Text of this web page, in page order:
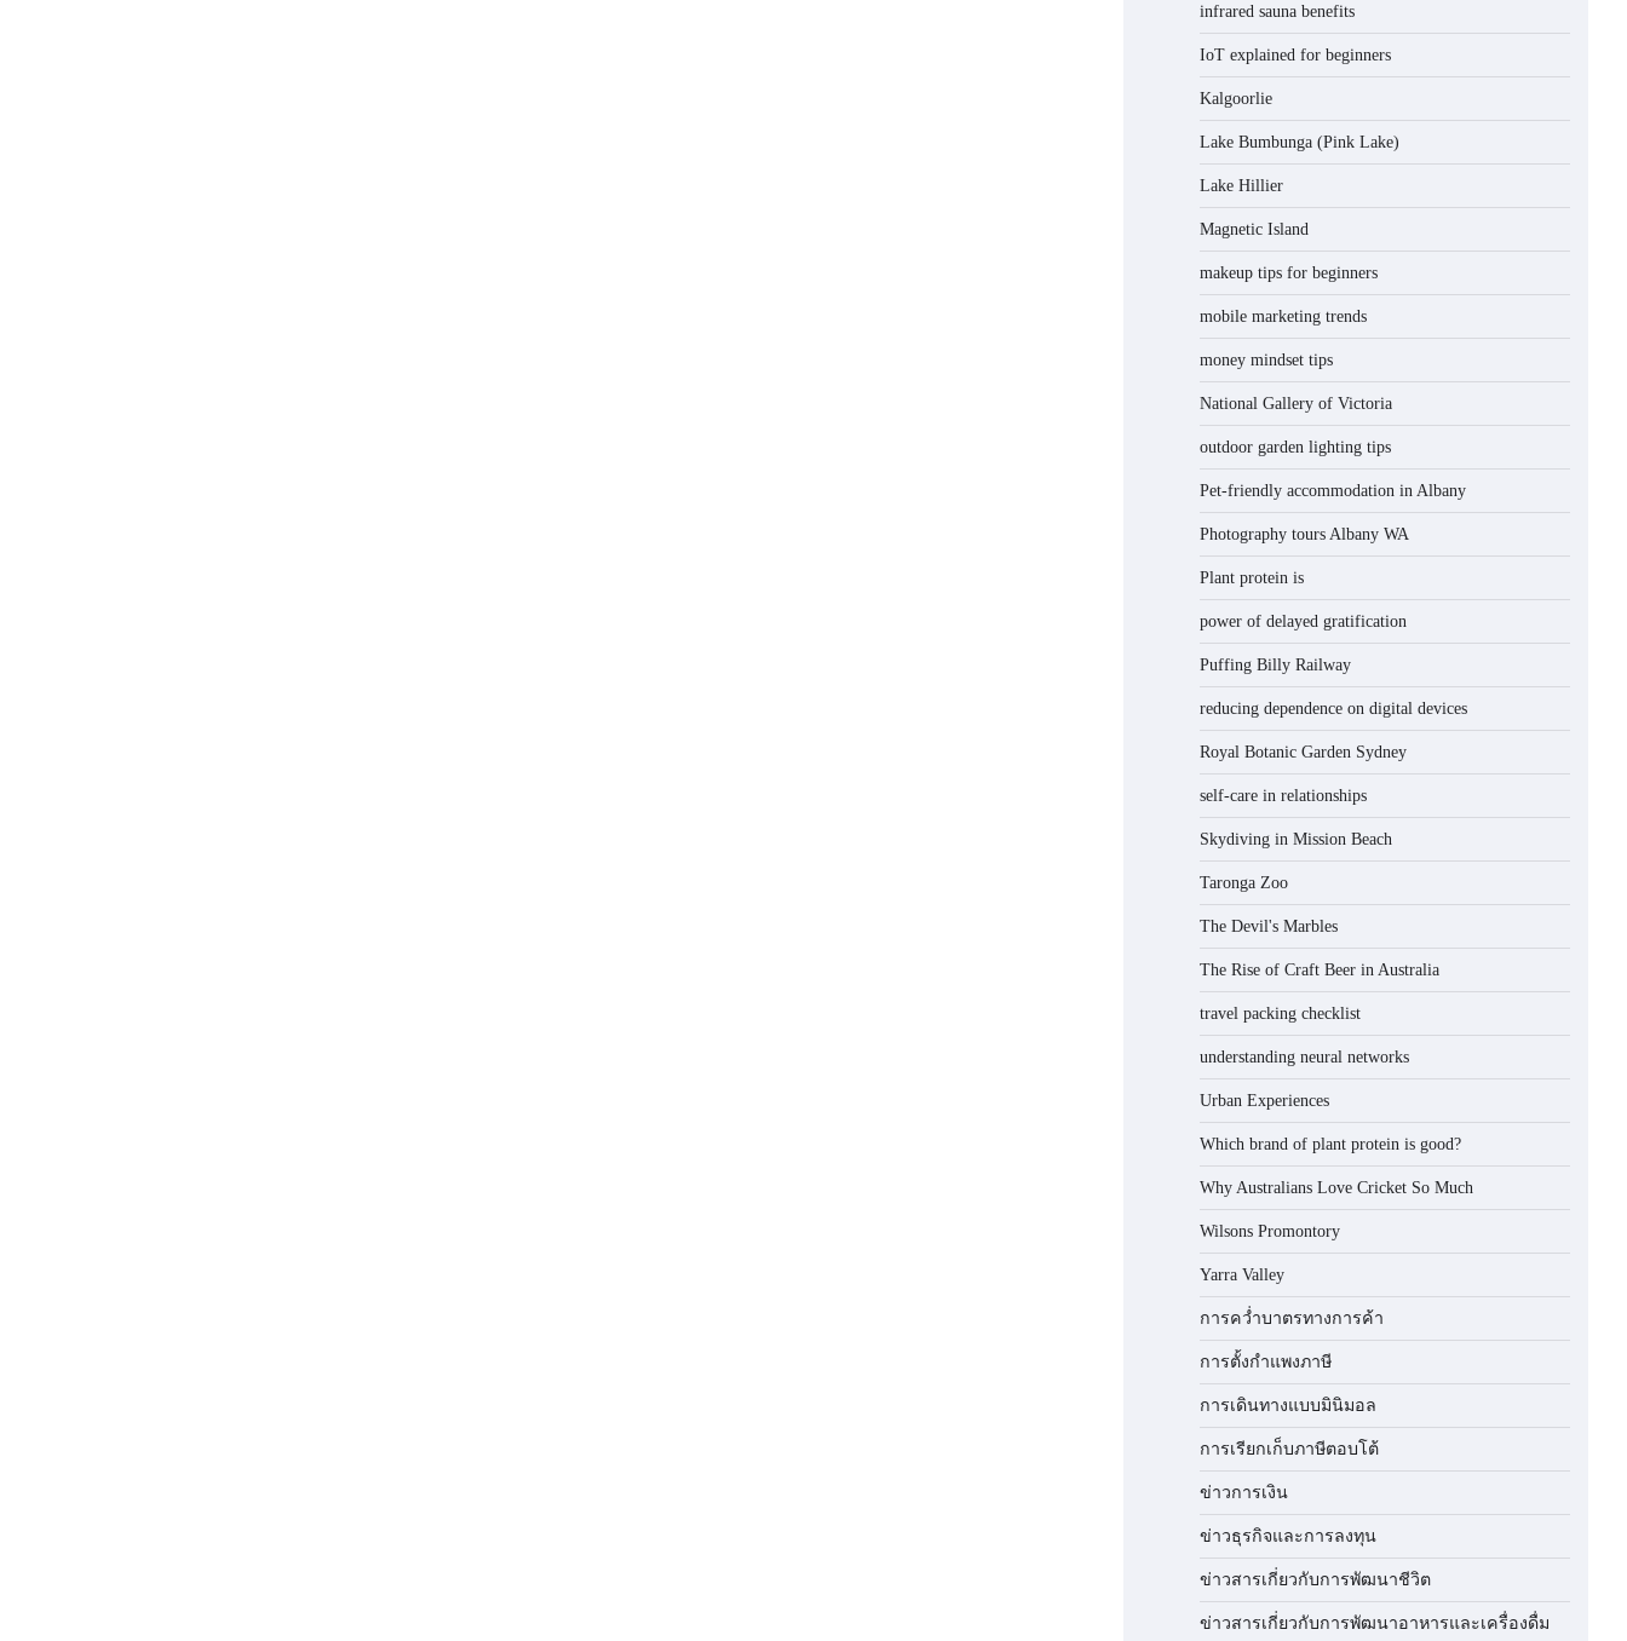
infrared sauna benefits
IoT explained for beginners
Kalgoorlie
Lake Bumbunga (Pink Lake)
Lake Hillier
Magnetic Island
makeup tips for beginners
mobile marketing trends
money mindset tips
National Gallery of Victoria
outdoor garden lighting tips
Pet-friendly accommodation in Albany
Photography tours Albany WA
Plant protein is
power of delayed gratification
Puffing Billy Railway
reducing dependence on digital devices
Royal Botanic Garden Sydney
self-care in relationships
Skydiving in Mission Beach
Taronga Zoo
The Devil's Marbles
The Rise of Craft Beer in Australia
travel packing checklist
understanding neural networks
Urban Experiences
Which brand of plant protein is good?
Why Australians Love Cricket So Much
Wilsons Promontory
Yarra Valley
การคว่ำบาตรทางการค้า
การตั้งกำแพงภาษี
การเดินทางแบบมินิมอล
การเรียกเก็บภาษีตอบโต้
ข่าวการเงิน
ข่าวธุรกิจและการลงทุน
ข่าวสารเกี่ยวกับการพัฒนาชีวิต
ข่าวสารเกี่ยวกับการพัฒนาอาหารและเครื่องดื่ม